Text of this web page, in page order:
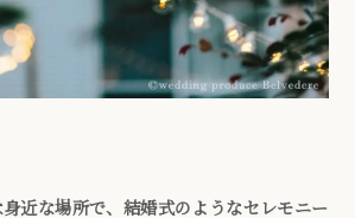
近な場所で、結婚式のようなセレモニー